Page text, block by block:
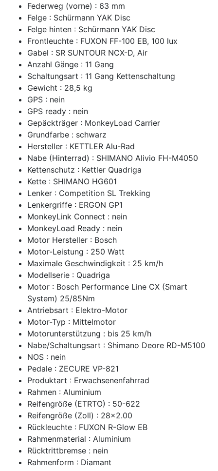
Federweg (vorne) : 63 mm
Felge : Schürmann YAK Disc
Felge hinten : Schürmann YAK Disc
Frontleuchte : FUXON FF-100 EB, 100 lux
Gabel : SR SUNTOUR NCX-D, Air
Anzahl Gänge : 11 Gang
Schaltungsart : 11 Gang Kettenschaltung
Gewicht : 28,5 kg
GPS : nein
GPS ready : nein
Gepäckträger : MonkeyLoad Carrier
Grundfarbe : schwarz
Hersteller : KETTLER Alu-Rad
Nabe (Hinterrad) : SHIMANO Alivio FH-M4050
Kettenschutz : Kettler Quadriga
Kette : SHIMANO HG601
Lenker : Competition SL Trekking
Lenkergriffe : ERGON GP1
MonkeyLink Connect : nein
MonkeyLoad Ready : nein
Motor Hersteller : Bosch
Motor-Leistung : 250 Watt
Maximale Geschwindigkeit : 25 km/h
Modellserie : Quadriga
Motor : Bosch Performance Line CX (Smart
System) 25/85Nm
Antriebsart : Elektro-Motor
Motor-Typ : Mittelmotor
Motorunterstützung : bis 25 km/h
Nabe/Schaltungsart : Shimano Deore RD-M5100
NOS : nein
Pedale : ZECURE VP-821
Produktart : Erwachsenenfahrrad
Rahmen : Aluminium
Reifengröße (ETRTO) : 50-622
Reifengröße (Zoll) : 28x2.00
Rückleuchte : FUXON R-Glow EB
Rahmenmaterial : Aluminium
Rücktrittbremse : nein
Rahmenform : Diamant